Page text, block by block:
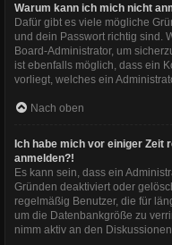
Warum kann ich mich nicht
Dafür gibt es viele mögliche
und dein Passwort richtig sind.
Board-Administrator, um
ist ebenfalls möglich, dass ein
vorliegt, welches ein
Nach oben
Ich habe mich vor einiger Zeit
anmelden?!
Es kann sein, dass ein
Gründen deaktiviert oder
regelmäßig Benutzer, die für
um die Datenbankgröße zu
nimm aktiv an den